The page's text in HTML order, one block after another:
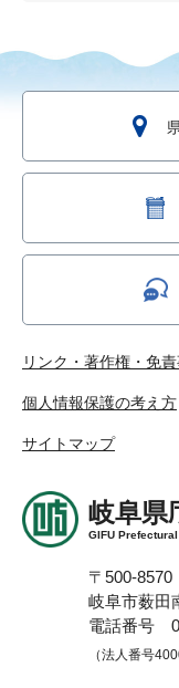
リンク・著作権・免
個人情報保護の考え方
サイトマップ
岐阜県
GIFU
〒500-8570
岐阜市薮田
電話番号
（法人番号